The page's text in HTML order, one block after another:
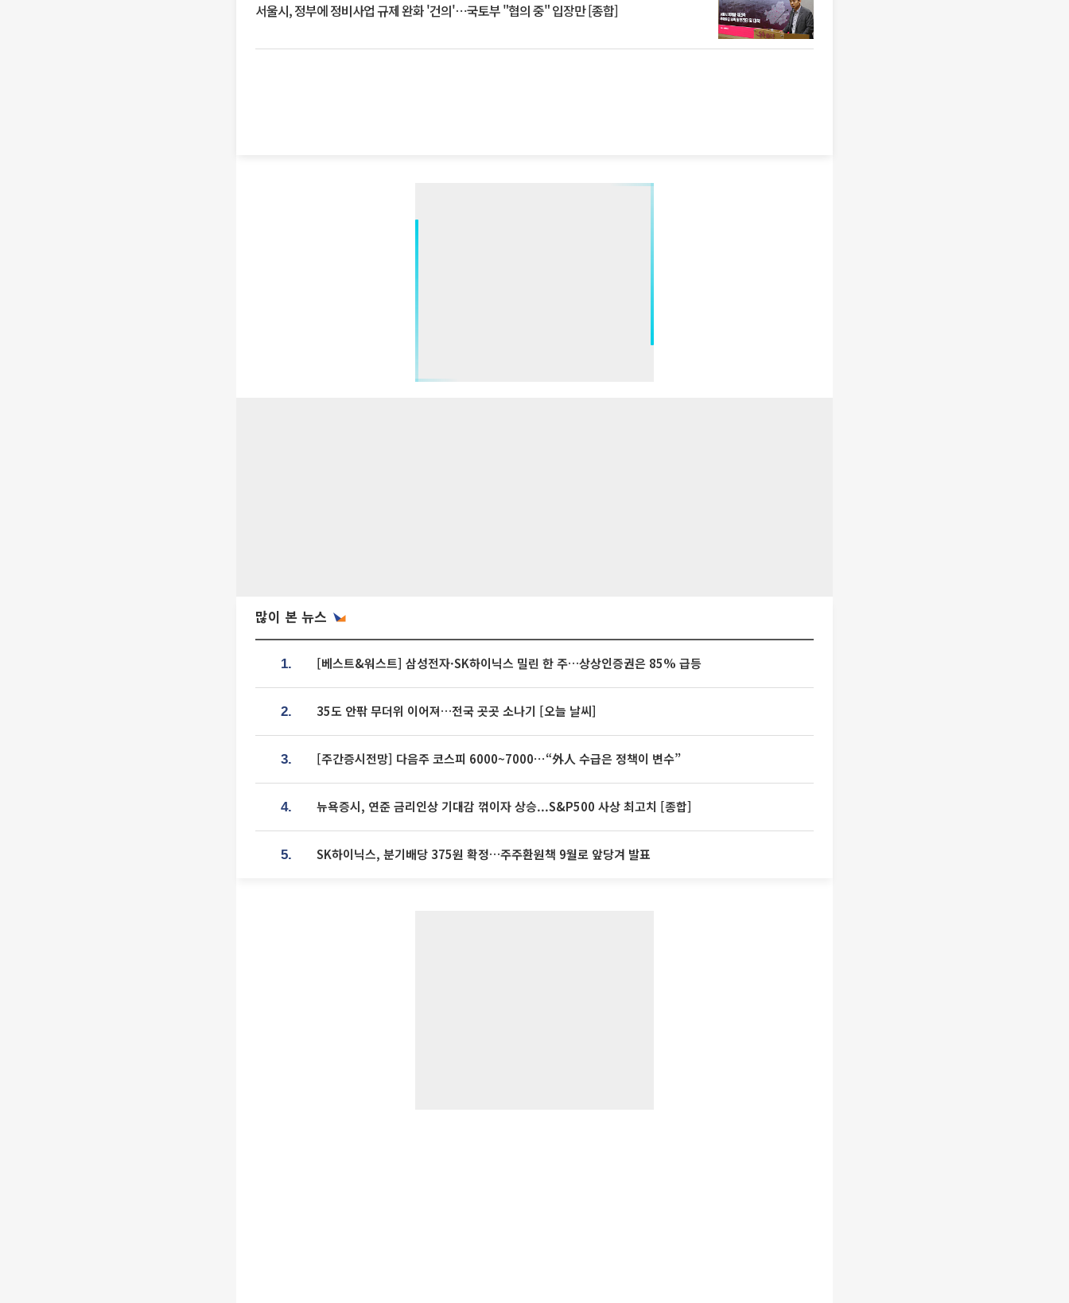
서울시, 정부에 정비사업 규제 완화 '건의'⋯국토부 "협의 중" 입장만 [종합]
많이 본 뉴스
1. [베스트&워스트] 삼성전자·SK하이닉스 밀린 한 주…상상인증권은 85% 급등
2. 35도 안팎 무더위 이어져…전국 곳곳 소나기 [오늘 날씨]
3. [주간증시전망] 다음주 코스피 6000~7000⋯“外人 수급은 정책이 변수”
4. 뉴욕증시, 연준 금리인상 기대감 꺾이자 상승...S&P500 사상 최고치 [종합]
5. SK하이닉스, 분기배당 375원 확정…주주환원책 9월로 앞당겨 발표